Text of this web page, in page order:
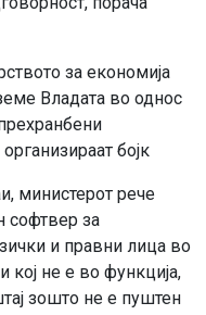
за економија
Владата во однос
бојк
министерот рече
софтвер за
и правни лица во
не е во функција,
зошто не е пуштен